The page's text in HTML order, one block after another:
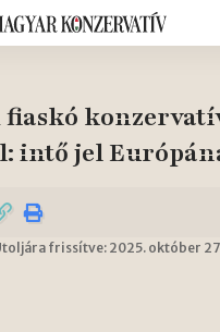
fiaskó
intő jel
frissítve: 2025. október 27